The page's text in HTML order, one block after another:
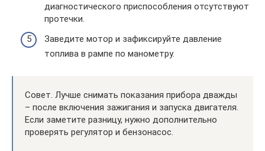
диагностического приспособления отсутствуют
протечки.
Заведите мотор и зафиксируйте давление
топлива в рампе по манометру.
Совет. Лучше снимать показания прибора дважды
– после включения зажигания и запуска двигателя.
Если заметите разницу, нужно дополнительно
проверять регулятор и бензонасос.